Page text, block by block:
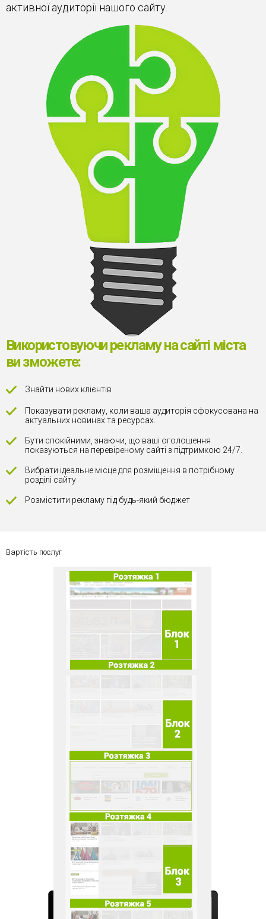
активної аудиторії нашого сайту.
Використовуючи рекламу на сайті міста
ви зможете:
Знайти нових клієнтів
Показувати рекламу, коли ваша аудиторія сфокусована на
актуальних новинах та ресурсах.
Бути спокійними, знаючи, що ваші оголошення
показуються на перевіреному сайті з підтримкою 24/7.
Вибрати ідеальне місце для розміщення в потрібному
розділі сайту
Розмістити рекламу під будь-який бюджет
Вартість послуг